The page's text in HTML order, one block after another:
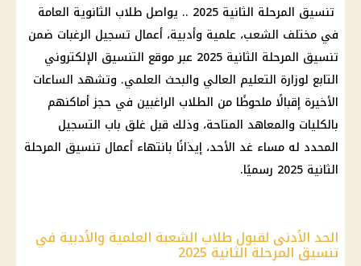
تنسيق المرحلة الثانية 2025 .. يواصل طلاب الثانوية العامة
في مختلف الشعب، علمية وأدبية، أعمال تسجيل الرغبات ضمن
تنسيق المرحلة الثانية 2025 عبر موقع التنسيق الإلكتروني
التابع لوزارة التعليم العالي والبحث العلمي. وتشهد الساعات
الأخيرة إقبالًا ملحوظًا من الطلاب الراغبين في حجز أماكنهم
بالكليات والمعاهد المتاحة، وذلك قبل غلق باب التسجيل
المحدد له مساء غد الأحد، إيذانًا بانتهاء أعمال تنسيق المرحلة
الثانية 2025 رسميًا.
الحد الأدنى لقبول طلاب الشعبة العلمية والأدبية في
تنسيق المرحلة الثانية 2025